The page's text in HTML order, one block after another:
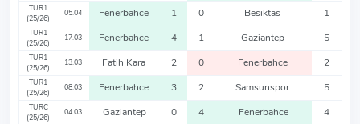
TUR1
(25/26)
05.04 Fenerbahce 1 0 Besiktas 1
TUR1
(25/26)
17.03 Fenerbahce 4 1 Gaziantep 5
TUR1
(25/26)
13.03 Fatih Kara 2 0 Fenerbahce 2
TUR1
(25/26)
08.03 Fenerbahce 3 2 Samsunspor 5
TURC
(25/26)
04.03 Gaziantep 0 4 Fenerbahce 4